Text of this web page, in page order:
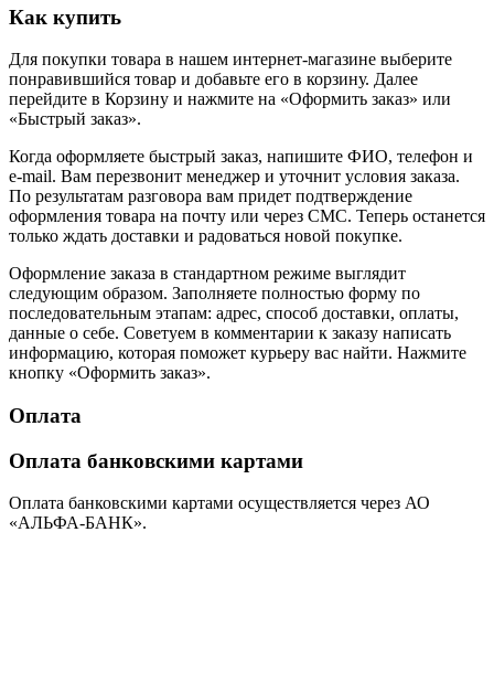
Как купить
Для покупки товара в нашем интернет-магазине выберите
понравившийся товар и добавьте его в корзину. Далее
перейдите в Корзину и нажмите на «Оформить заказ» или
«Быстрый заказ».
Когда оформляете быстрый заказ, напишите ФИО, телефон и
e-mail. Вам перезвонит менеджер и уточнит условия заказа.
По результатам разговора вам придет подтверждение
оформления товара на почту или через СМС. Теперь останется
только ждать доставки и радоваться новой покупке.
Оформление заказа в стандартном режиме выглядит
следующим образом. Заполняете полностью форму по
последовательным этапам: адрес, способ доставки, оплаты,
данные о себе. Советуем в комментарии к заказу написать
информацию, которая поможет курьеру вас найти. Нажмите
кнопку «Оформить заказ».
Оплата
Оплата банковскими картами
Оплата банковскими картами осуществляется через АО
«АЛЬФА-БАНК».